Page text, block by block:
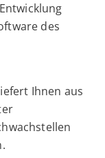
des
Ihnen aus